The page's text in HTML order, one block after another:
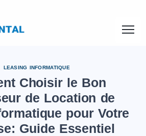
LEASING INFORMATIQUE
Choisir le Bon
de Location de
pour Votre
Guide Essentiel